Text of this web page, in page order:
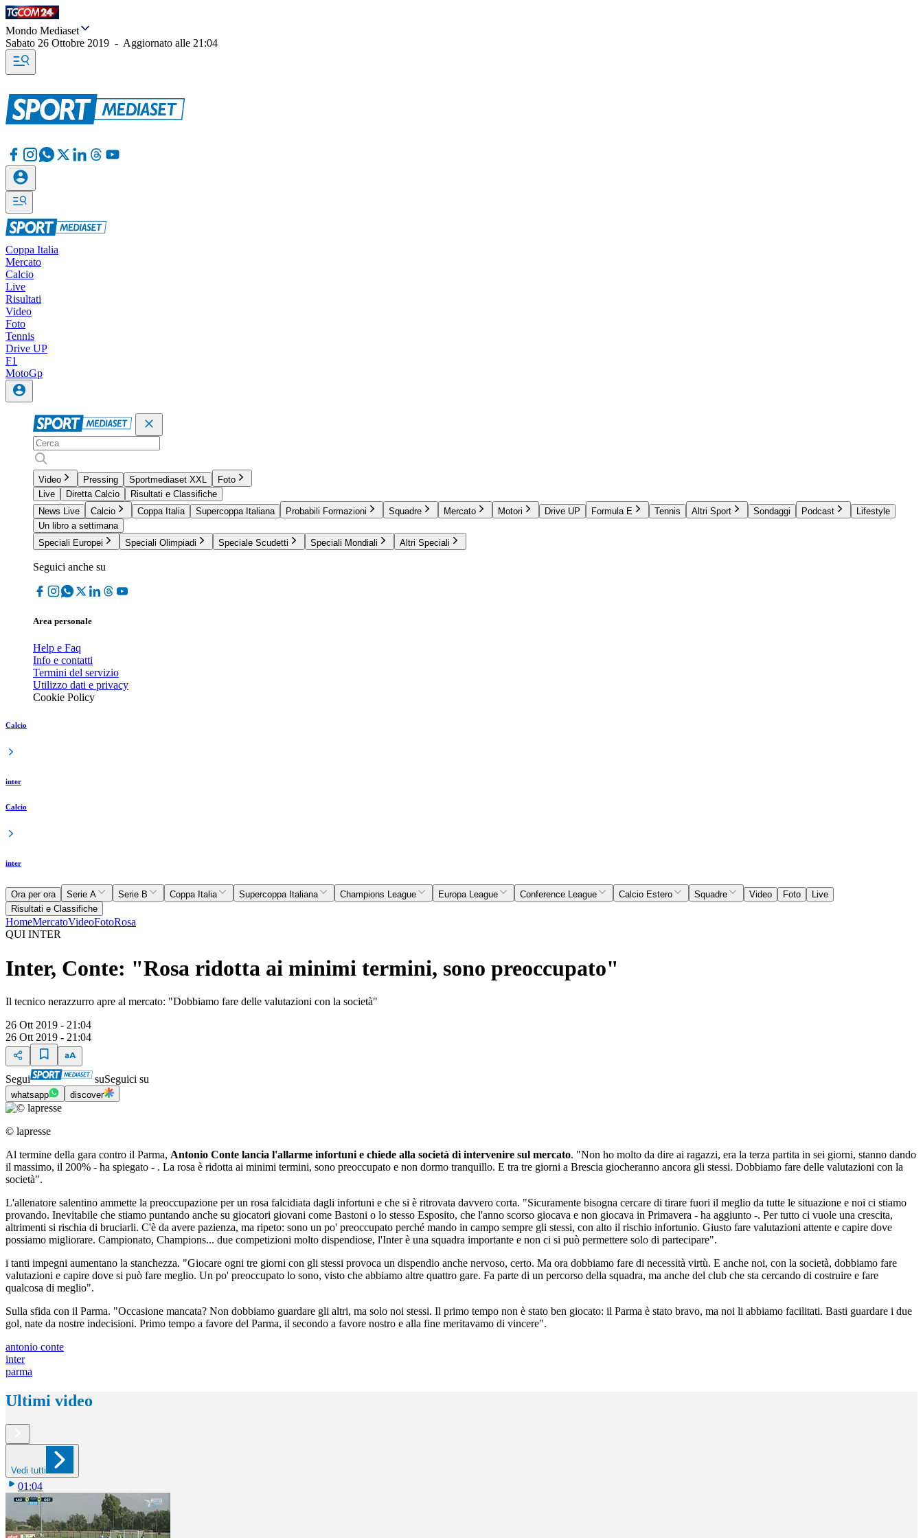
Mondo Mediaset
Sabato 26 Ottobre 2019 - Aggiornato alle 21:04
Coppa Italia
Mercato
Calcio
Live
Risultati
Video
Foto
Tennis
Drive UP
F1
MotoGp
Video Pressing Sportmediaset XXL
Foto
Live
Diretta Calcio
Risultati e Classifiche
News Live
Calcio Coppa Italia Supercoppa Italiana Probabili Formazioni Squadre Mercato Motori Drive UP Formula E Tennis Altri Sport Sondaggi Podcast
Lifestyle
Un libro a settimana
Speciali Europei
Speciali Olimpiadi Speciale Scudetti Speciali Mondiali Altri Speciali
Seguici anche su
Area personale
Help e Faq
Info e contatti
Termini del servizio
Utilizzo dati e privacy
Cookie Policy
Calcio
inter
Calcio
inter
Ora per ora Serie A Serie B Coppa Italia Supercoppa Italiana Champions League Europa League Conference League Calcio Estero Squadre Video Foto
Live
Risultati e Classifiche
HomeMercatoVideoFotoRosa
QUI INTER
Inter, Conte: "Rosa ridotta ai minimi termini, sono preoccupato"
Il tecnico nerazzurro apre al mercato: "Dobbiamo fare delle valutazioni con la società"
26 Ott 2019 - 21:04
26 Ott 2019 - 21:04
Segui suSeguici su
whatsapp discover
© lapresse
Al termine della gara contro il Parma, Antonio Conte lancia l'allarme infortuni e chiede alla società di intervenire sul mercato. "Non ho molto da dire ai ragazzi, era la terza partita in sei giorni, stanno dando
il massimo, il 200% - ha spiegato - . La rosa è ridotta ai minimi termini, sono preoccupato e non dormo tranquillo. E tra tre giorni a Brescia giocheranno ancora gli stessi. Dobbiamo fare delle valutazioni con la
società".
L'allenatore salentino ammette la preoccupazione per un rosa falcidiata dagli infortuni e che si è ritrovata davvero corta. "Sicuramente bisogna cercare di tirare fuori il meglio da tutte le situazione e noi ci stiamo
provando. Inevitabile che stiamo puntando anche su giocatori giovani come Bastoni o lo stesso Esposito, che l'anno scorso giocava e non giocava in Primavera - ha aggiunto -. Per tutto ci vuole una crescita,
altrimenti si rischia di bruciarli. C'è da avere pazienza, ma ripeto: sono un po' preoccupato perché mando in campo sempre gli stessi, con alto il rischio infortunio. Giusto fare valutazioni attente e capire dove
possiamo migliorare. Campionato, Champions... due competizioni molto dispendiose, l'Inter è una squadra importante e non ci si può permettere solo di partecipare".
i tanti impegni aumentano la stanchezza. "Giocare ogni tre giorni con gli stessi provoca un dispendio anche nervoso, certo. Ma ora dobbiamo fare di necessità virtù. E anche noi, con la società, dobbiamo fare
valutazioni e capire dove si può fare meglio. Un po' preoccupato lo sono, visto che abbiamo altre quattro gare. Fa parte di un percorso della squadra, ma anche del club che sta cercando di costruire e fare
qualcosa di meglio".
Sulla sfida con il Parma. "Occasione mancata? Non dobbiamo guardare gli altri, ma solo noi stessi. Il primo tempo non è stato ben giocato: il Parma è stato bravo, ma noi li abbiamo facilitati. Basti guardare i due
gol, nate da nostre indecisioni. Primo tempo a favore del Parma, il secondo a favore nostro e alla fine meritavamo di vincere".
antonio conte
inter
parma
Ultimi video
Vedi tutti
01:04